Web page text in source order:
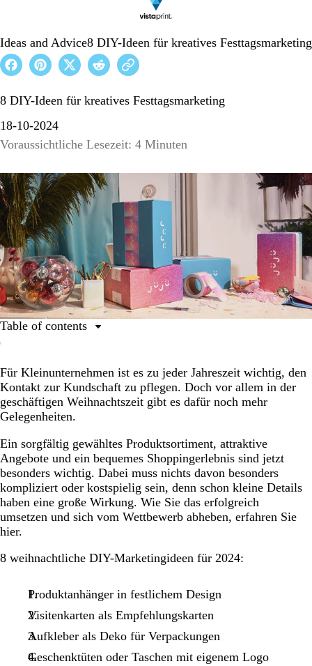
Ideas and Advice8 DIY-Ideen für kreatives Festtagsmarketing
8 DIY-Ideen für kreatives Festtagsmarketing
18-10-2024
Voraussichtliche Lesezeit: 4 Minuten
Für Kleinunternehmen ist es zu jeder Jahreszeit wichtig, den
Kontakt zur Kundschaft zu pflegen. Doch vor allem in der
geschäftigen Weihnachtszeit gibt es dafür noch mehr
Gelegenheiten.
Ein sorgfältig gewähltes Produktsortiment, attraktive
Angebote und ein bequemes Shoppingerlebnis sind jetzt
besonders wichtig. Dabei muss nichts davon besonders
kompliziert oder kostspielig sein, denn schon kleine Details
haben eine große Wirkung. Wie Sie das erfolgreich
umsetzen und sich vom Wettbewerb abheben, erfahren Sie
hier.
8 weihnachtliche DIY-Marketingideen für 2024:
Produktanhänger in festlichem Design
Visitenkarten als Empfehlungskarten
Aufkleber als Deko für Verpackungen
Geschenktüten oder Taschen mit eigenem Logo
Table of contents
2. Visitenkarten als Empfehlungskarten
3. Aufkleber als Deko für Verpackungen
4. Geschenktüten oder Taschen mit eigenem Logo
5. Schön verzierte Pakete
6. Stichwort Service: Geschenkabholung im Geschäft
7. Online-Gewinnspiele auf Social Media
8. Ein Kalender voller Weihnachtsangebote